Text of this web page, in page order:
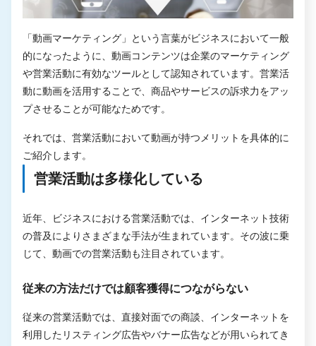
「動画マーケティング」という言葉がビジネスにおいて一般
的になったように、動画コンテンツは企業のマーケティング
や営業活動に有効なツールとして認知されています。営業活
動に動画を活用することで、商品やサービスの訴求力をアッ
プさせることが可能なためです。
それでは、営業活動において動画が持つメリットを具体的に
ご紹介します。
営業活動は多様化している
近年、ビジネスにおける営業活動では、インターネット技術
の普及によりさまざまな手法が生まれています。その波に乗
じて、動画での営業活動も注目されています。
従来の方法だけでは顧客獲得につながらない
従来の営業活動では、直接対面での商談、インターネットを
利用したリスティング広告やバナー広告などが用いられてき